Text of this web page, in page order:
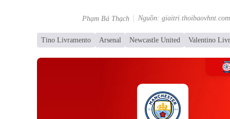
Phạm Bá Thạch Nguồn:
Tino Livramento Arsenal Newcastle United Valentino